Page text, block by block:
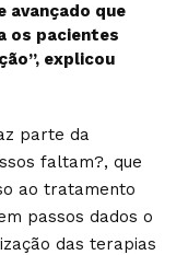
avançado que
os pacientes
explicou
parte da
faltam?, que
ao tratamento
passos dados o
das terapias